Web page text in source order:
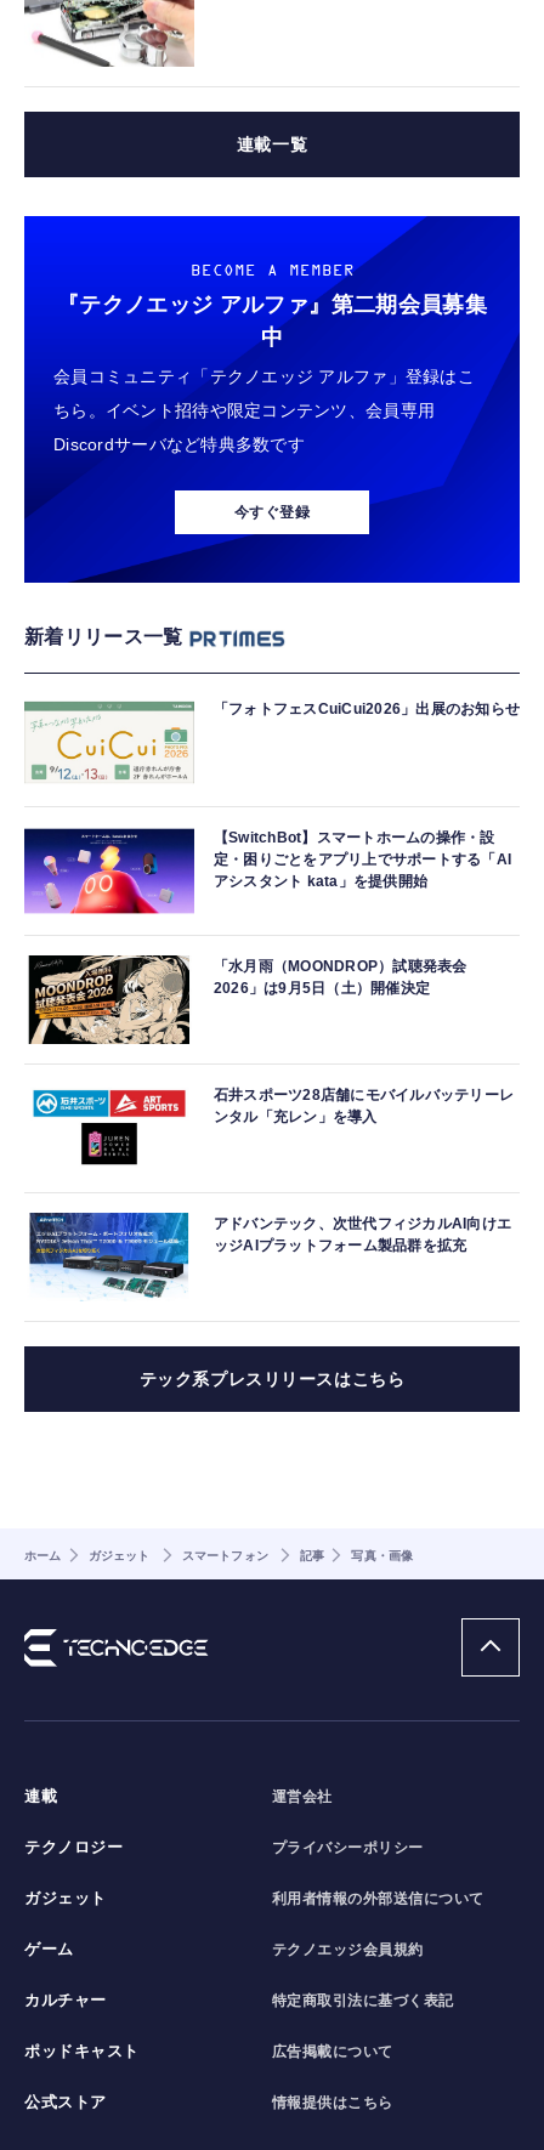
連載一覧
BECOME A MEMBER
『テクノエッジ アルファ』 第二期会員募集
中
会員コミュニティ「テクノエッジ アルファ」登録はこ
ちら。イベント招待や限定コンテンツ、会員専用
Discordサーバなど特典多数です
今すぐ登録
新着リリース一覧
「フォトフェスCuiCui2026」出展のお知らせ
【SwitchBot】スマートホームの操作・設
定・困りごとをアプリ上でサポートする「AI
アシスタント kata」を提供開始
「水月雨（MOONDROP）試聴発表会
2026」は9月5日（土）開催決定
石井スポーツ28店舗にモバイルバッテリーレ
ンタル「充レン」を導入
アドバンテック、次世代フィジカルAI向けエ
ッジAIプラットフォーム製品群を拡充
テック系プレスリリースはこちら
ホーム ガジェット スマートフォン 記事 写真・画像
連載
テクノロジー
ガジェット
ゲーム
カルチャー
ポッドキャスト
公式ストア
運営会社
プライバシーポリシー
利用者情報の外部送信について
テクノエッジ会員規約
特定商取引法に基づく表記
広告掲載について
情報提供はこちら